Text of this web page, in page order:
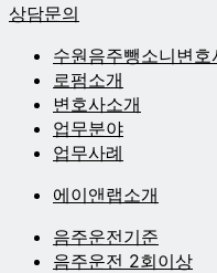
상담문의
수원음주뺑소니변호
로펌소개
변호사소개
업무분야
업무사례
에이앤랩소개
음주운전기준
음주운전 2회이상